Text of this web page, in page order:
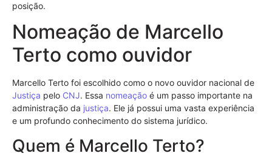
posição.
Nomeação de Marcello
Terto como ouvidor
Marcello Terto foi escolhido como o novo ouvidor nacional de
Justiça pelo CNJ. Essa nomeação é um passo importante na
administração da justiça. Ele já possui uma vasta experiência
e um profundo conhecimento do sistema jurídico.
Quem é Marcello Terto?